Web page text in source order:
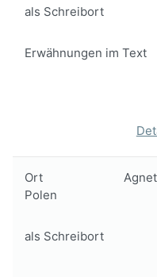
als Schreibort
Erwähnungen im Text
Ort
Polen
als Schreibort